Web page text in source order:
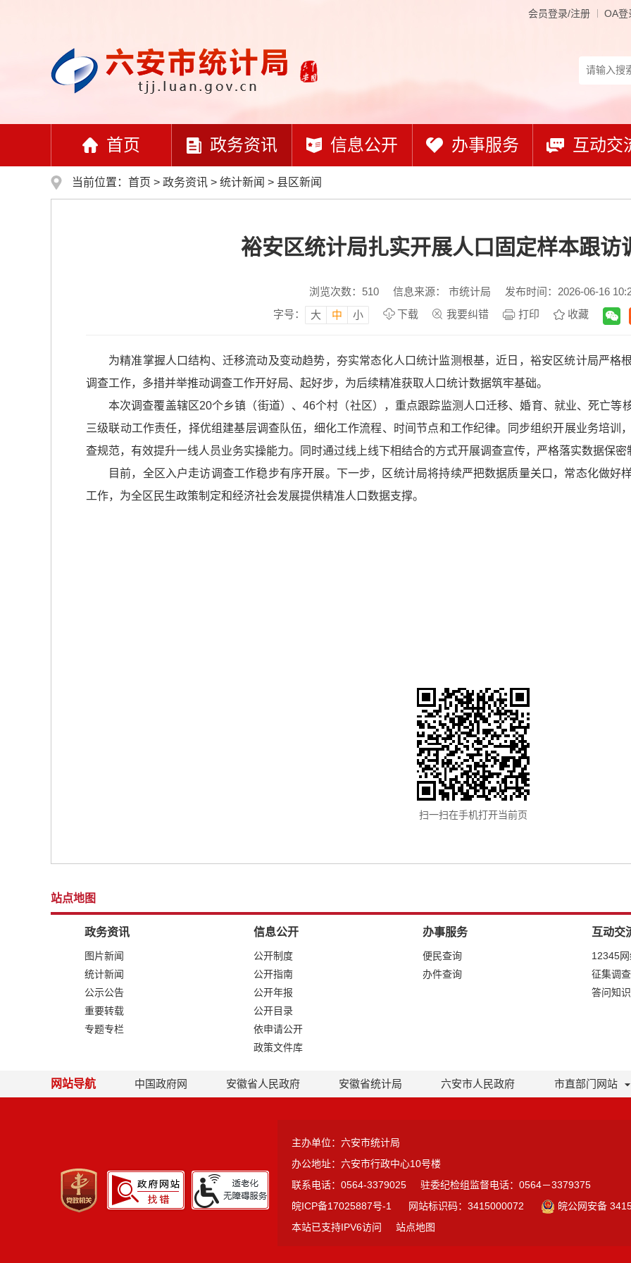
会员登录/注册 OA登
首页 政务资讯 信息公开 办事服务 互动交
当前位置： 首页 > 政务资讯 > 统计新闻 > 县区新闻
裕安区统计局扎实开展人口固定样本跟访
浏览次数： 510 信息来源： 市统计局
发布时间：2026-06-16
字号：
大 中 小 下载 我要纠错 打印 收藏
为精准掌握人口结构、迁移流动及变动趋势，夯实常态化人口统计监测根基，近日，裕安区统计局严格
调查工作，多措并举推动调查工作开好局、起好步，为后续精准获取人口统计数据筑牢基础。
本次调查覆盖辖区20个乡镇（街道）、46个村（社区），重点跟踪监测人口迁移、婚育、就业、死亡等
三级联动工作责任，择优组建基层调查队伍，细化工作流程、时间节点和工作纪律。同步组织开展业务培训
查规范，有效提升一线人员业务实操能力。同时通过线上线下相结合的方式开展调查宣传，严格落实数据保密
目前，全区入户走访调查工作稳步有序开展。下一步，区统计局将持续严把数据质量关口，常态化做好
工作，为全区民生政策制定和经济社会发展提供精准人口数据支撑。
扫一扫在手机打开当前页
站点地图
政务资讯
图片新闻
统计新闻
公示公告
重要转载
专题专栏
信息公开
公开制度
公开指南
公开年报
公开目录
依申请公开
政策文件库
办事服务
便民查询
办件查询
互动交
12345
征集调查
答问知
网站导航 中国政府网 安徽省人民政府 安徽省统计局 六安市人民政府 市直部门网站
主办单位：六安市统计局
办公地址：六安市行政中心10号楼
联系电话：0564-3379025
驻委纪检组监督电话：0564－3379375
皖ICP备17025887号-1
网站标识码：3415000072
皖公网安备
本站已支持IPV6访问
站点地图